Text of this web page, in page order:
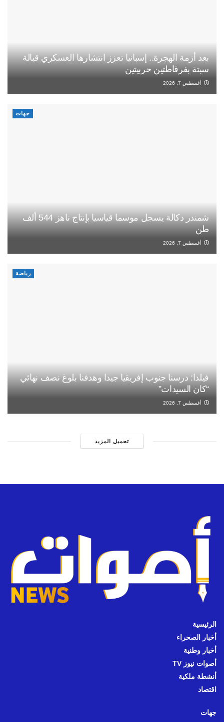
بعد أزمة الهجرة.. إسبانيا تعزز انتشارها العسكري قبالة
سبتة بفرقاطتين حربيتين
أغسطس 7, 2026
جهات
شمندر دكالة يسجل موسما قياسيا بإنتاج ناهز 544 ألف
طن
أغسطس 7, 2026
رياضة
فيلدا: درسنا جنوب إفريقيا جيدا وهدفنا بلوغ نصف نهائي
“كان السيدات”
أغسطس 7, 2026
تحميل المزيد
الرئيسية
أخبار الصحراء
أخبار وطنية
أصوات نيوز TV
أنشطة ملكية
اقتصاد
جهات